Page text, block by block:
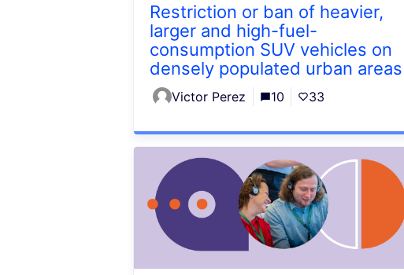
Restriction or ban of heavier,
larger and high-fuel-
consumption SUV vehicles on
densely populated urban areas
Victor Perez 10 33